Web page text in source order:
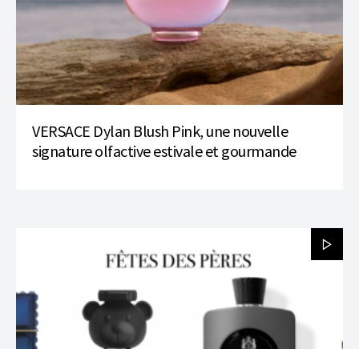
VERSACE Dylan Blush Pink, une nouvelle
signature olfactive estivale et gourmande